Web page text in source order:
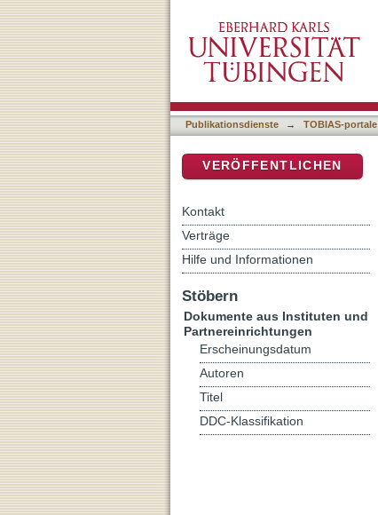
Publikationsdienste → TOBIAS-portale
VERÖFFENTLICHEN
Kontakt
Verträge
Hilfe und Informationen
Stöbern
Dokumente aus Instituten und
Partnereinrichtungen
Erscheinungsdatum
Autoren
Titel
DDC-Klassifikation